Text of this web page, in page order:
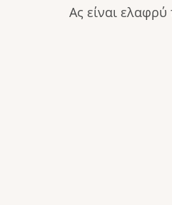
Ας είναι